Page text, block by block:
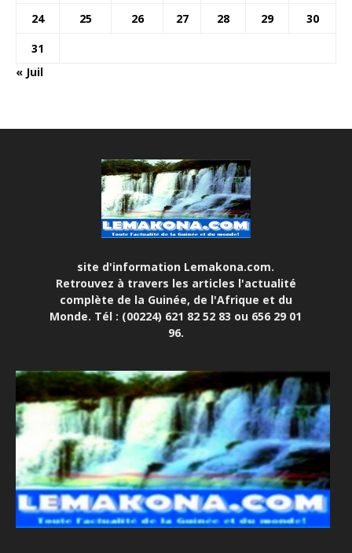
24
25 26 27 28 29
30
31
« Juil
site d'information Lemakona.com.
Retrouvez à travers les articles l'actualité
complète de la Guinée, de l'Afrique et du
Monde. Tél : (00224) 621 82 52 83 ou 656 29 01
96.